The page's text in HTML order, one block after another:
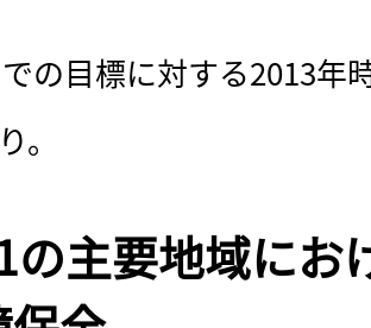
の目標に対する2013年
。
の主要地域にお